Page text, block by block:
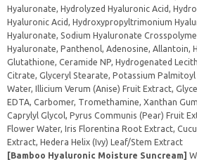
Hyaluronate, Hydrolyzed Hyaluronic Acid,
Hyaluronic Acid, Hydroxypropyltrimonium
Hyaluronate, Sodium Hyaluronate
Hyaluronate, Panthenol, Adenosine, Allantoin,
Glutathione, Ceramide NP, Hydrogenated
Citrate, Glyceryl Stearate, Potassium
Water, Illicium Verum (Anise) Fruit Extract,
EDTA, Carbomer, Tromethamine, Xanthan
Caprylyl Glycol, Pyrus Communis (Pear) Fruit
Flower Water, Iris Florentina Root Extract,
Extract, Hedera Helix (Ivy) Leaf/Stem Extract
[Bamboo Hyaluronic Moisture Suncream]